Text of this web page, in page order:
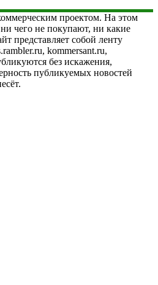
проектом. На этом
чего не покупают, ни какие
представляет собой ленту
kommersant.ru,
без искажения,
публикуемых новостей